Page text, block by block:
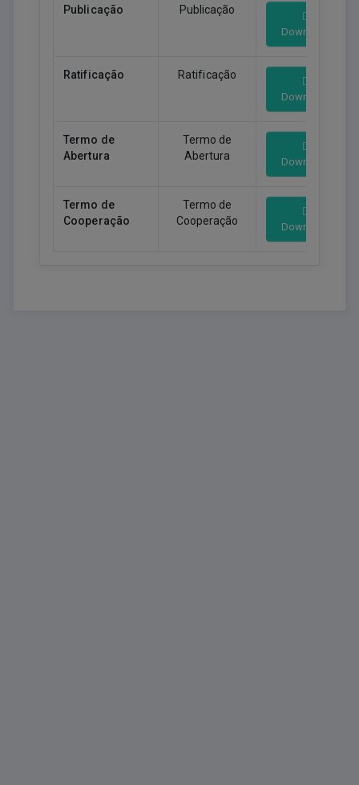
Publicação Publicação
Download
Ratificação Ratificação
Download
Termo de
Abertura
Termo de
Abertura
Download
Termo de
Cooperação
Termo de
Cooperação
Download